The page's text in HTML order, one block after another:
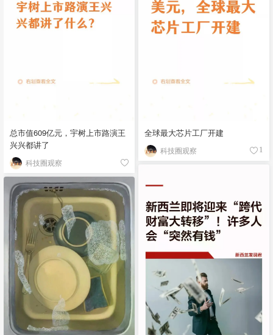
总市值609亿元，宇树上市路演王
兴兴都讲了
科技圈观察
全球最大芯片工厂开建
科技圈观察 1